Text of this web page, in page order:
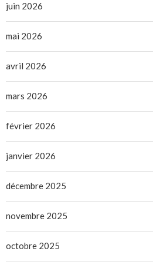
juin 2026
mai 2026
avril 2026
mars 2026
février 2026
janvier 2026
décembre 2025
novembre 2025
octobre 2025